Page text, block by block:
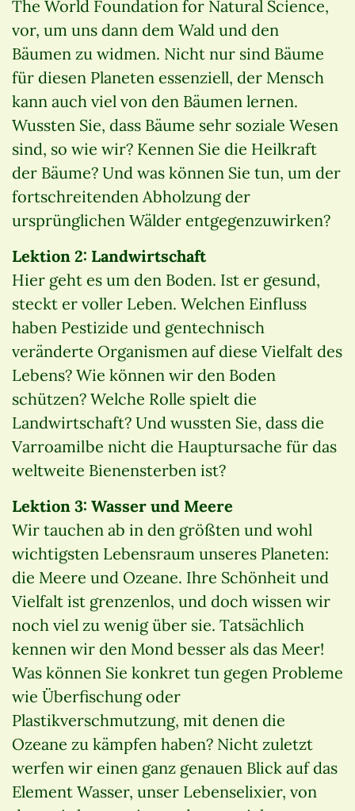
The World Foundation for Natural Science,
vor, um uns dann dem Wald und den
Bäumen zu widmen. Nicht nur sind Bäume
für diesen Planeten essenziell, der Mensch
kann auch viel von den Bäumen lernen.
Wussten Sie, dass Bäume sehr soziale Wesen
sind, so wie wir? Kennen Sie die Heilkraft
der Bäume? Und was können Sie tun, um der
fortschreitenden Abholzung der
ursprünglichen Wälder entgegenzuwirken?
Lektion 2: Landwirtschaft
Hier geht es um den Boden. Ist er gesund,
steckt er voller Leben. Welchen Einfluss
haben Pestizide und gentechnisch
veränderte Organismen auf diese Vielfalt des
Lebens? Wie können wir den Boden
schützen? Welche Rolle spielt die
Landwirtschaft? Und wussten Sie, dass die
Varroamilbe nicht die Hauptursache für das
weltweite Bienensterben ist?
Lektion 3: Wasser und Meere
Wir tauchen ab in den größten und wohl
wichtigsten Lebensraum unseres Planeten:
die Meere und Ozeane. Ihre Schönheit und
Vielfalt ist grenzenlos, und doch wissen wir
noch viel zu wenig über sie. Tatsächlich
kennen wir den Mond besser als das Meer!
Was können Sie konkret tun gegen Probleme
wie Überfischung oder
Plastikverschmutzung, mit denen die
Ozeane zu kämpfen haben? Nicht zuletzt
werfen wir einen ganz genauen Blick auf das
Element Wasser, unser Lebenselixier, von